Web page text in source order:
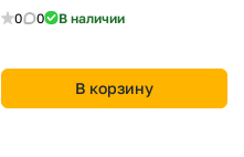
0 0 В наличии
В корзину